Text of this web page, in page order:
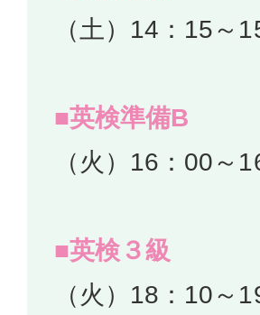
（土）14：15
■英検準備B
（火）16：00
■英検３級
（火）18：10